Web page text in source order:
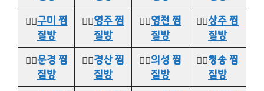
👉🏻구미 찜
질방
👉🏻영주 찜
질방
👉🏻영천 찜
질방
👉🏻상주 찜
질방
👉🏻문경 찜
질방
👉🏻경산 찜
질방
👉🏻의성 찜
질방
👉🏻청송 찜
질방